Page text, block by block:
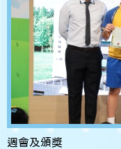
週會及頒獎